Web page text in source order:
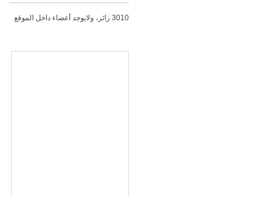
3010 زائر، ولايوجد أعضاء داخل الموقع